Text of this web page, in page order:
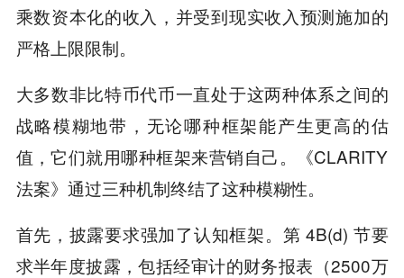
乘数资本化的收入，并受到现实收入预测施加的
严格上限限制。
大多数非比特币代币一直处于这两种体系之间的
战略模糊地带，无论哪种框架能产生更高的估
值，它们就用哪种框架来营销自己。《CLARITY
法案》通过三种机制终结了这种模糊性。
首先，披露要求强加了认知框架。第 4B(d) 节要
求半年度披露，包括经审计的财务报表（2500万